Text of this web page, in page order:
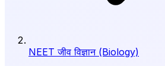
NEET जीव विज्ञान (Biology)